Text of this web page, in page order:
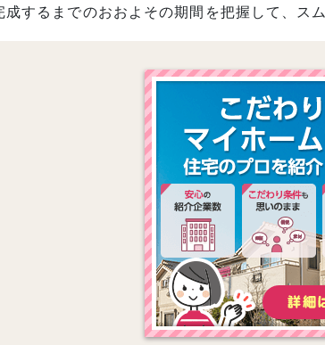
成するまでのおおよその期間を把握して、ス